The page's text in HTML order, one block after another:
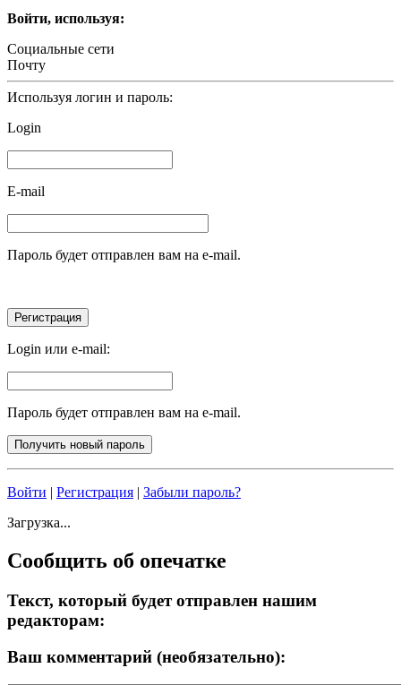
Войти, используя:
Социальные сети
Почту
Используя логин и пароль:
Login
E-mail
Пароль будет отправлен вам на e-mail.
Login или e-mail:
Пароль будет отправлен вам на e-mail.
Войти | Регистрация | Забыли пароль?
Загрузка...
Сообщить об опечатке
Текст, который будет отправлен нашим
редакторам:
Ваш комментарий (необязательно):